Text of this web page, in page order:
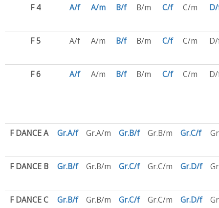
F 4 A/f A/m B/f B/m C/f C/m
F 5 A/f A/m B/f B/m C/f C/m
F 6 A/f A/m B/f B/m C/f C/m
F DANCE A Gr.A/f Gr.A/m Gr.B/f Gr.B/m Gr.C/f
F DANCE B Gr.B/f Gr.B/m Gr.C/f Gr.C/m Gr.D/f
F DANCE C Gr.B/f Gr.B/m Gr.C/f Gr.C/m Gr.D/f